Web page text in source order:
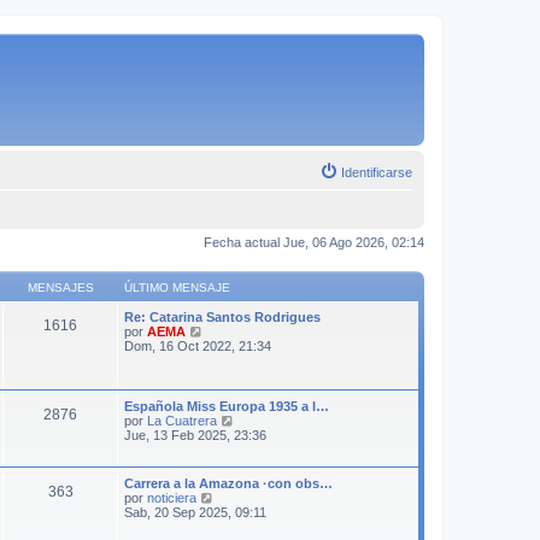
Identificarse
Fecha actual Jue, 06 Ago 2026, 02:14
MENSAJES ÚLTIMO MENSAJE
1616
Re: Catarina Santos Rodrigues
por AEMA
e
l
t
i
m
n
s
a
Dom, 16 Oct 2022, 21:34
2876
Española Miss Europa 1935 a l…
por La Cuatrera
e
t
i
m
Jue, 13 Feb 2025, 23:36
363
Carrera a la Amazona ·con obs…
por noticiera
e
Sab, 20 Sep 2025, 09:11